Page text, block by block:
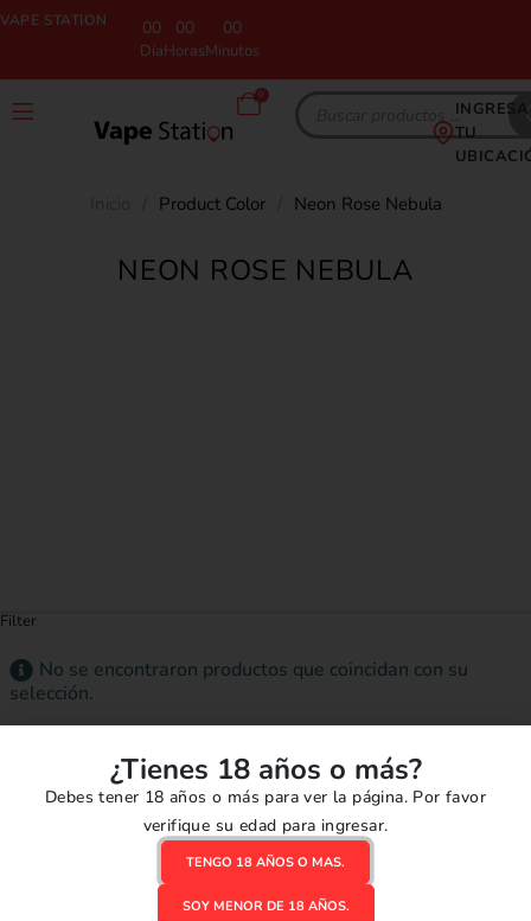
VAPE STATION 00
Día
00
Horas
00
Minutos
0
INGRESA
TU
Product Color Neon Rose Nebula
NEON ROSE NEBULA
Filter
No se encontraron productos que coincidan con su
selección.
¿Tienes 18 años o más?
Debes tener 18 años o más para ver la página. Por favor
verifique su edad para ingresar.
TENGO 18 AÑOS O MAS.
SOY MENOR DE 18 AÑOS.